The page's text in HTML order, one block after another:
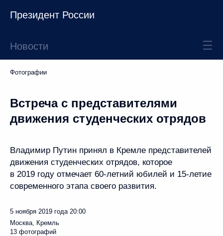
Президент России
Новости
Фотографии
Встреча с представителями
движения студенческих отрядов
Владимир Путин принял в Кремле представителей
движения студенческих отрядов, которое
в 2019 году отмечает 60‑летний юбилей и 15-летие
современного этапа своего развития.
5 ноября 2019 года 20:00
Москва, Кремль
13 фотографий